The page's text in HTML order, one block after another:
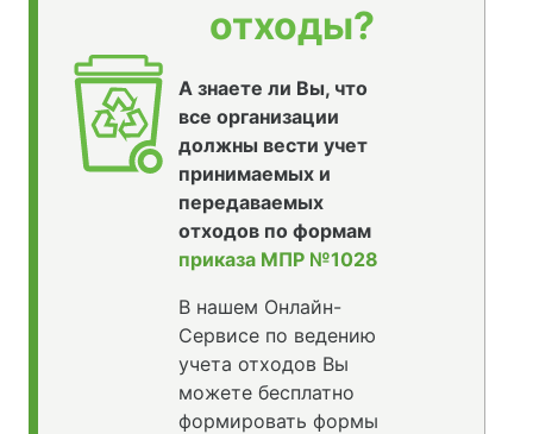
отходы?
А знаете ли Вы, что
все организации
должны вести учет
принимаемых и
передаваемых
отходов по формам
приказа МПР №1028
В нашем Онлайн-
Сервисе по ведению
учета отходов Вы
можете бесплатно
формировать формы